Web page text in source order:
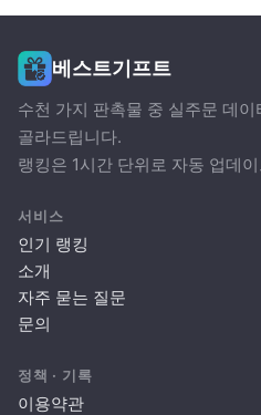
베스트기프트
수천 가지 판촉물 중 실주문 데
골라드립니다.
랭킹은 1시간 단위로 자동 업데
서비스
인기 랭킹
소개
자주 묻는 질문
문의
정책 · 기록
이용약관